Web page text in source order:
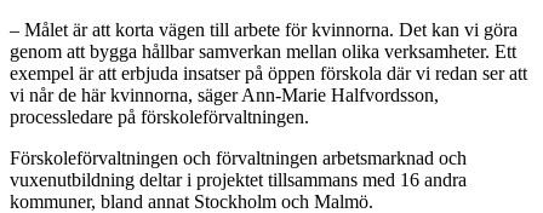
– Målet är att korta vägen till arbete för kvinnorna. Det kan vi göra
genom att bygga hållbar samverkan mellan olika verksamheter. Ett
exempel är att erbjuda insatser på öppen förskola där vi redan ser att
vi når de här kvinnorna, säger Ann-Marie Halfvordsson,
processledare på förskoleförvaltningen.
Förskoleförvaltningen och förvaltningen arbetsmarknad och
vuxenutbildning deltar i projektet tillsammans med 16 andra
kommuner, bland annat Stockholm och Malmö.